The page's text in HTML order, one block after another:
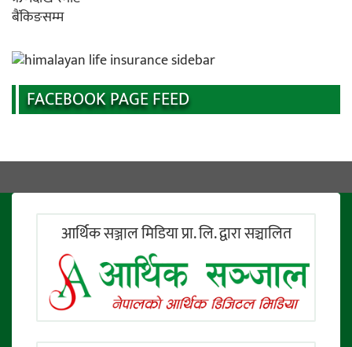
FACEBOOK PAGE FEED
आर्थिक सञ्जाल मिडिया प्रा. लि. द्वारा सञ्चालित